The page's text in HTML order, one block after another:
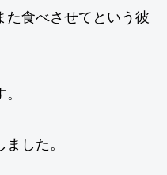
た食べさせてという彼
した。